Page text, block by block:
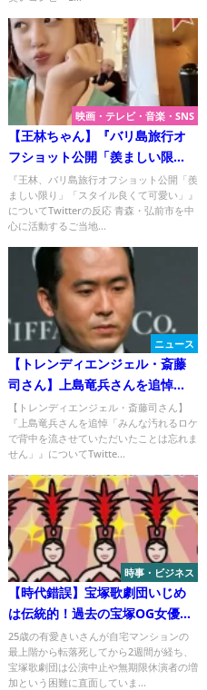
映画・テレビ・音楽・SNS
【王林ちゃん】『バリ島旅行オ
フショット公開「羨ましい限
り」「スタイル良くて可愛
い」』についてTwitterの反応
『王林、バリ島旅行オフショット公開「羨
ましい限り」「スタイル良くて可愛い」』
についてTwitterの反応 青森・弘前市を中
心に活動するご当地...
ニュース
【トレンディエンジェル・斎藤
司さん】上島竜兵さんを追悼
「みんな汚れるロケで背中を流
させていただいたことは忘れま
せん」
【トレンディエンジェル・斎藤司さん】
『上島竜兵さんを追悼「みんな汚れるロケ
で背中を流させていただいたことは忘れま
せん」』についてTwitte...
時事・ビジネス
【時代錯誤】宝塚歌劇団いじめ
は伝統的！過去の宝塚OG女優が
語るいじめ！このままでよい
か？
25歳の有愛きいさんが自宅マンションの
最上階から転落死してから2週間が経ち、
宝塚歌劇団は公演中止や無期限休演者の増
加という困難に直面していま...